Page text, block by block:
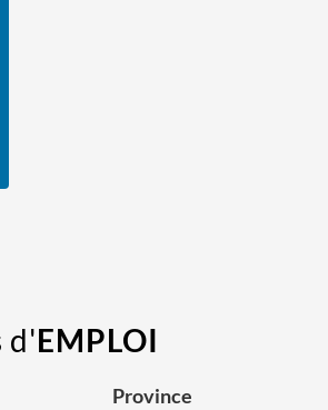
d'EMPLOI
Province